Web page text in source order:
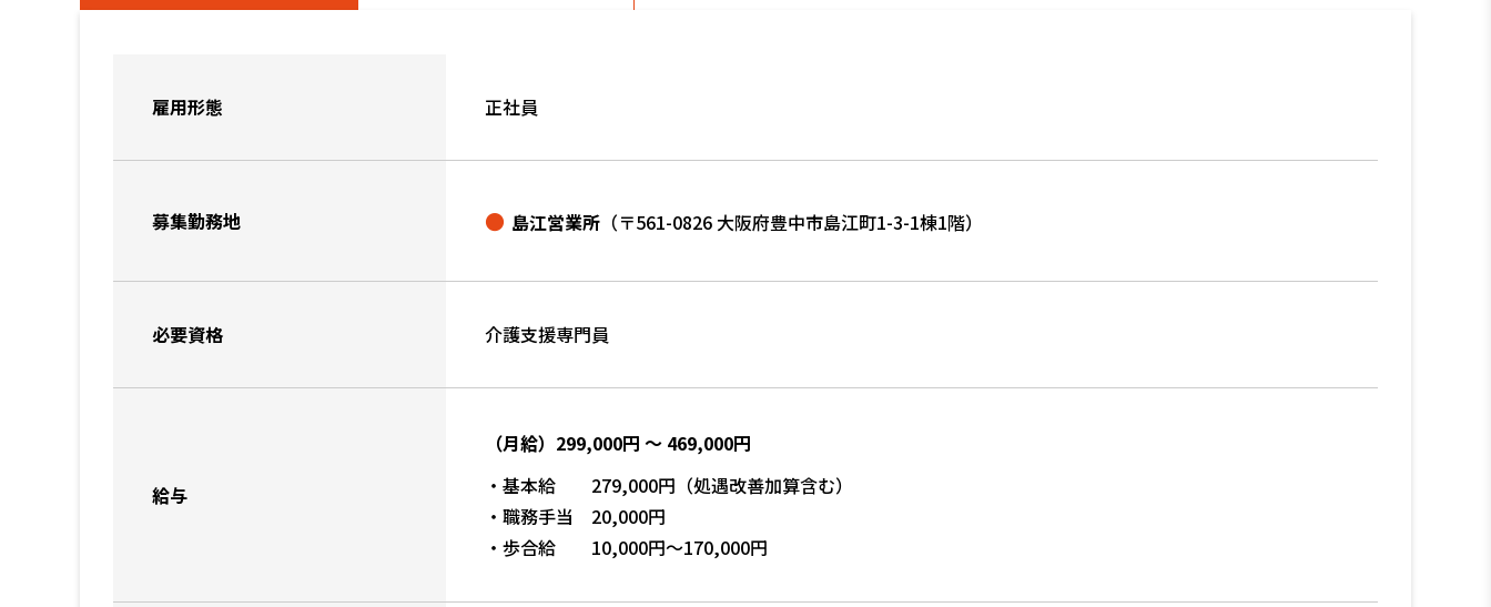
雇用形態 正社員
募集勤務地 島江営業所 （〒561-0826 大阪府豊中市島江町1-3-1棟1階）
必要資格 介護支援専門員
給与
（月給）299,000円 ～ 469,000円
・基本給 279,000円（処遇改善加算含む）
・職務手当 20,000円
・歩合給 10,000円～170,000円